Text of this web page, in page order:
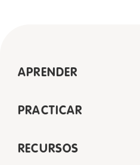
APRENDER
PRACTICAR
RECURSOS